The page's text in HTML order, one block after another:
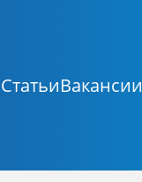
СтатьиВакансии